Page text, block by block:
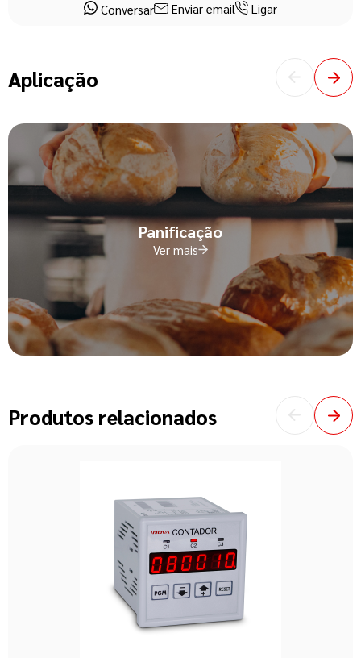
Conversar Enviar email Ligar
Aplicação
Panificação
Ver mais
Produtos relacionados